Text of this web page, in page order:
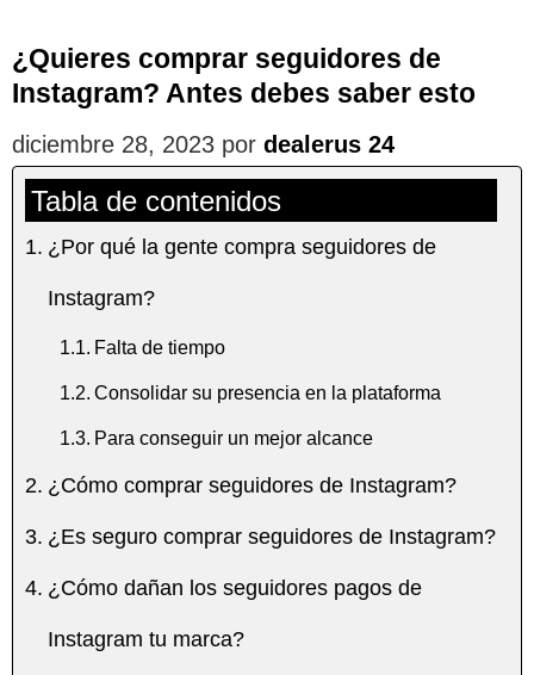
¿Quieres comprar seguidores de
Instagram? Antes debes saber esto
diciembre 28, 2023 por dealerus 24
Tabla de contenidos
¿Por qué la gente compra seguidores de
Instagram?
Falta de tiempo
Consolidar su presencia en la plataforma
Para conseguir un mejor alcance
¿Cómo comprar seguidores de Instagram?
¿Es seguro comprar seguidores de Instagram?
¿Cómo dañan los seguidores pagos de
Instagram tu marca?